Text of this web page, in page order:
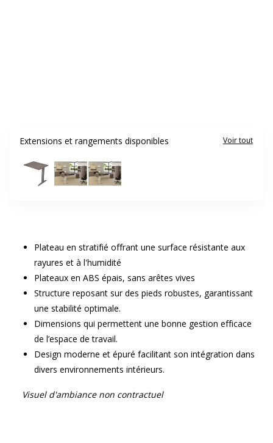
Extensions et rangements disponibles Voir tout
Plateau en stratifié offrant une surface résistante aux
rayures et à l'humidité
Plateaux en ABS épais, sans arêtes vives
Structure reposant sur des pieds robustes, garantissant
une stabilité optimale.
Dimensions qui permettent une bonne gestion efficace
de l’espace de travail.
Design moderne et épuré facilitant son intégration dans
divers environnements intérieurs.
Visuel d'ambiance non contractuel